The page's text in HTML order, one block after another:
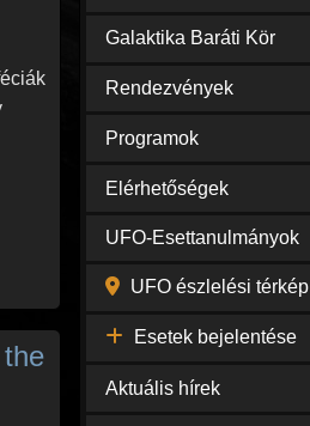
Galaktika Baráti Kör
Rendezvények
Programok
Elérhetőségek
UFO-Esettanulmányok
UFO észlelési térkép
Esetek bejelentése
Aktuális hírek